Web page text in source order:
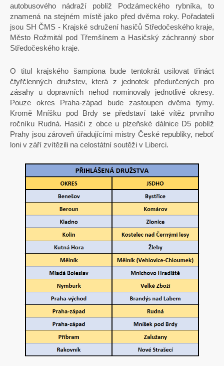
autobusového nádraží poblíž Podzámeckého rybníka, to
znamená na stejném místě jako před dvěma roky. Pořadateli
jsou SH ČMS - Krajské sdružení hasičů Středočeského kraje,
Město Rožmitál pod Třemšínem a Hasičský záchranný sbor
Středočeského kraje.
O titul krajského šampiona bude tentokrát usilovat třináct
čtyřčlenných družstev, která z jednotek předurčených pro
zásahy u dopravních nehod nominovaly jednotlivé okresy.
Pouze okres Praha-západ bude zastoupen dvěma týmy.
Kromě Mníšku pod Brdy se představí také vítěz prvního
ročníku Rudná. Hasiči z obce u plzeňské dálnice D5 poblíž
Prahy jsou zároveň úřadujícími mistry České republiky, neboť
loni v září zvítězili na celostátní soutěži v Liberci.